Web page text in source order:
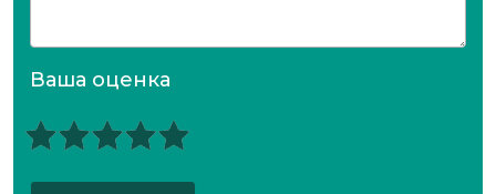
Ваша оценка